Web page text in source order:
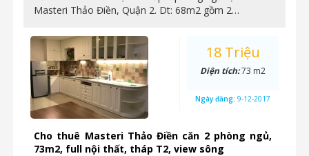
Masteri Thảo Điền, Quận 2. Dt: 68m2 gồm 2…
Cho thuê Masteri Thảo Điền căn 2 phòng ngủ,
73m2, full nội thất, tháp T2, view sông
18 Triệu
Diện tích:73 m2
Ngày đăng: 9-12-2017